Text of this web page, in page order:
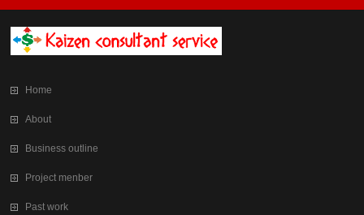
Home
About
Business outline
Project menber
Past work